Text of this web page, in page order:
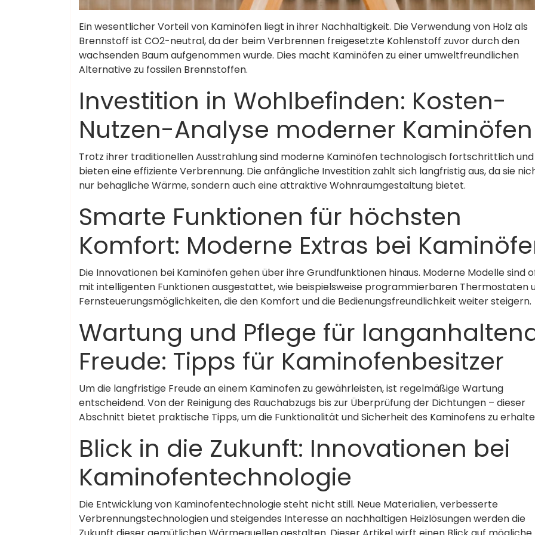
Ein wesentlicher Vorteil von Kaminöfen liegt in ihrer Nachhaltigkeit. Die Verwendung von Holz als
Brennstoff ist CO2-neutral, da der beim Verbrennen freigesetzte Kohlenstoff zuvor durch den
wachsenden Baum aufgenommen wurde. Dies macht Kaminöfen zu einer umweltfreundlichen
Alternative zu fossilen Brennstoffen.
Investition in Wohlbefinden: Kosten-
Nutzen-Analyse moderner Kaminöfen
Trotz ihrer traditionellen Ausstrahlung sind moderne Kaminöfen technologisch fortschrittlich und
bieten eine effiziente Verbrennung. Die anfängliche Investition zahlt sich langfristig aus, da sie
nur behagliche Wärme, sondern auch eine attraktive Wohnraumgestaltung bietet.
Smarte Funktionen für höchsten
Komfort: Moderne Extras bei
Die Innovationen bei Kaminöfen gehen über ihre Grundfunktionen hinaus. Moderne Modelle sind
mit intelligenten Funktionen ausgestattet, wie beispielsweise programmierbaren Thermostaten
Fernsteuerungsmöglichkeiten, die den Komfort und die Bedienungsfreundlichkeit weiter steigern.
Wartung und Pflege für
Freude: Tipps für Kaminofenbesitzer
Um die langfristige Freude an einem Kaminofen zu gewährleisten, ist regelmäßige Wartung
entscheidend. Von der Reinigung des Rauchabzugs bis zur Überprüfung der Dichtungen – dieser
Abschnitt bietet praktische Tipps, um die Funktionalität und Sicherheit des Kaminofens zu
Blick in die Zukunft: Innovationen bei
Kaminofentechnologie
Die Entwicklung von Kaminofentechnologie steht nicht still. Neue Materialien, verbesserte
Verbrennungstechnologien und steigendes Interesse an nachhaltigen Heizlösungen werden die